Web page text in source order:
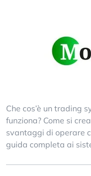
Che cos’è un trading
funziona? Come si
svantaggi di operare
guida completa ai